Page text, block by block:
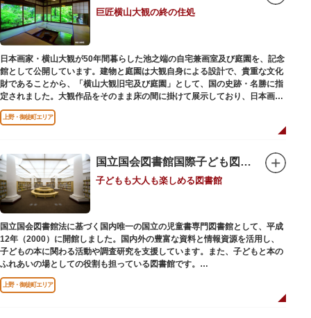
巨匠横山大観の終の住処
日本画家・横山大観が50年間暮らした池之端の自宅兼画室及び庭園を、記念
館として公開しています。建物と庭園は大観自身による設計で、貴重な文化
財であることから、「横山大観旧宅及び庭園」として、国の史跡・名勝に指
定されました。大観作品をそのまま床の間に掛けて展示しており、日本画本
来の楽しみ方を体験できる貴重な空間です。
上野・御徒町エリア
国立国会図書館国際子ども図書館
子どもも大人も楽しめる図書館
国立国会図書館法に基づく国内唯一の国立の児童書専門図書館として、平成
12年（2000）に開館しました。国内外の豊富な資料と情報資源を活用し、
子どもの本に関わる活動や調査研究を支援しています。また、子どもと本の
ふれあいの場としての役割も担っている図書館です。
レンガ棟は、明治39年（1906）に建てられた帝国図書館の建物を保存・再
利用しています。
上野・御徒町エリア